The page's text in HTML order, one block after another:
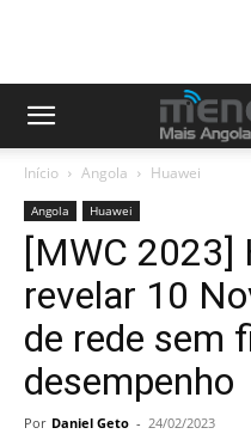
Início Angola Huawei
Angola Huawei
[MWC 2023]
revelar 10
de rede sem
desempenho
Por Daniel Geto - 24/02/2023